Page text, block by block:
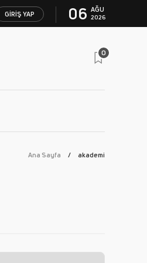
GIRIŞ YAP 06 AĞU
2026
0
Ana Sayfa akademi